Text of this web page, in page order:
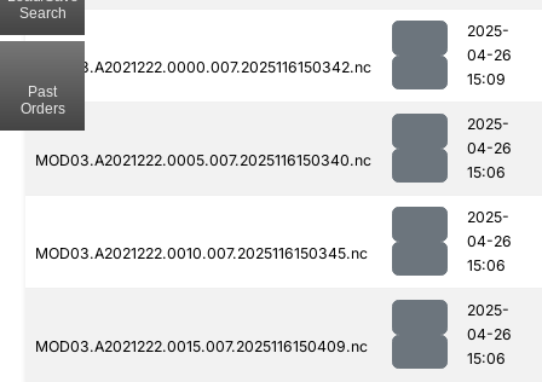
MOD03.A2021222.0000.007.2025116150342.nc
2025-
04-26
15:09
MOD03.A2021222.0005.007.2025116150340.nc
2025-
04-26
15:06
MOD03.A2021222.0010.007.2025116150345.nc
2025-
04-26
15:06
MOD03.A2021222.0015.007.2025116150409.nc
2025-
04-26
15:06
Search
Past
Orders